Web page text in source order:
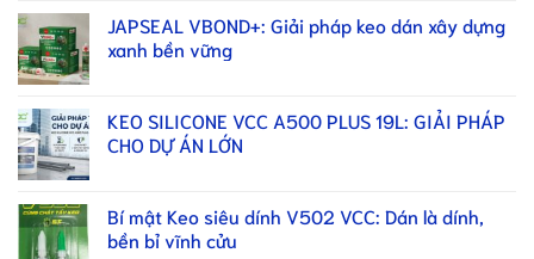
JAPSEAL VBOND+: Giải pháp keo dán xây dựng
xanh bền vững
KEO SILICONE VCC A500 PLUS 19L: GIẢI PHÁP
CHO DỰ ÁN LỚN
Bí mật Keo siêu dính V502 VCC: Dán là dính,
bền bỉ vĩnh cửu